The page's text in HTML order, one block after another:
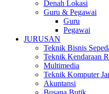
Denah Lokasi
Guru & Pegawai
Guru
Pegawai
JURUSAN
Teknik Bisnis
Teknik Kendaraan
Multimedia
Teknik Komputer
Akuntansi
Busana Butik